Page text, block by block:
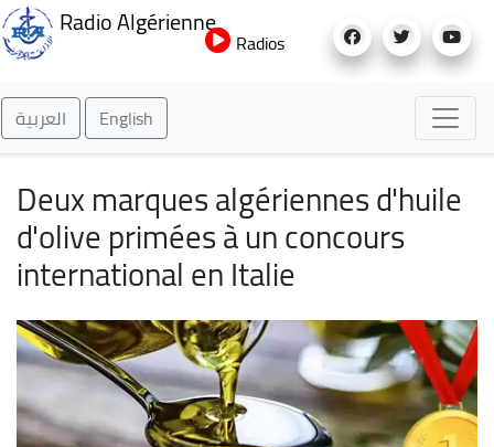
au
Radio Algérienne
Radios
العربية English
Deux marques algériennes d'huile
d'olive primées à un concours
international en Italie